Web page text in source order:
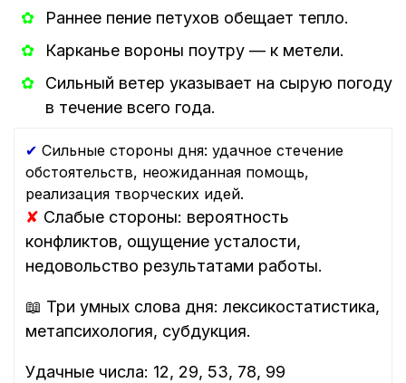
Раннее пение петухов обещает тепло.
Карканье вороны поутру — к метели.
Сильный ветер указывает на сырую погоду
в течение всего года.
✔ Сильные стороны дня: удачное стечение
обстоятельств, неожиданная помощь,
реализация творческих идей.
✘ Слабые стороны: вероятность
конфликтов, ощущение усталости,
недовольство результатами работы.
📖 Три умных слова дня: лексикостатистика,
метапсихология, субдукция.
Удачные числа: 12, 29, 53, 78, 99